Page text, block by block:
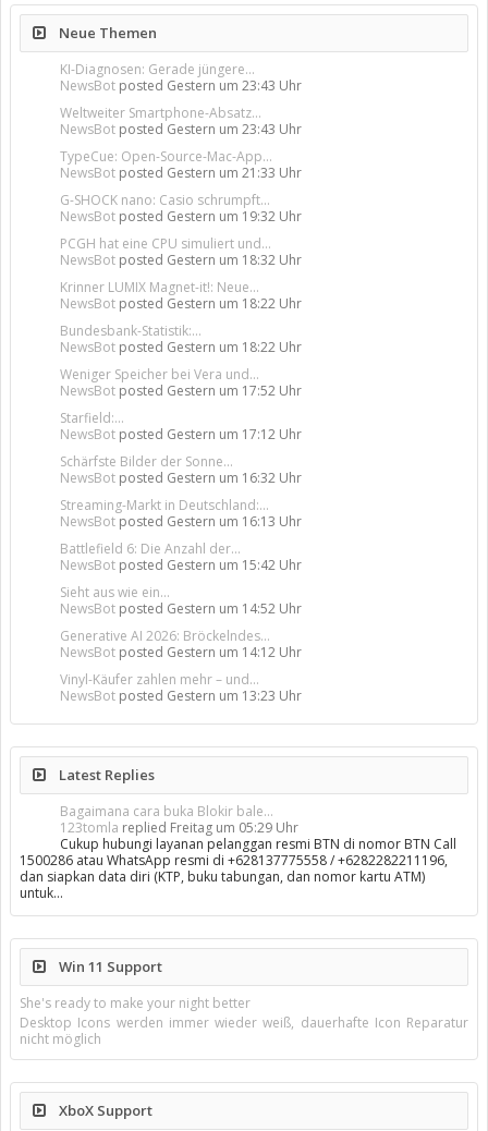
Neue Themen
KI-Diagnosen: Gerade jüngere...
NewsBot posted Gestern um 23:43 Uhr
Weltweiter Smartphone-Absatz...
NewsBot posted Gestern um 23:43 Uhr
TypeCue: Open-Source-Mac-App...
NewsBot posted Gestern um 21:33 Uhr
G-SHOCK nano: Casio schrumpft...
NewsBot posted Gestern um 19:32 Uhr
PCGH hat eine CPU simuliert und...
NewsBot posted Gestern um 18:32 Uhr
Krinner LUMIX Magnet-it!: Neue...
NewsBot posted Gestern um 18:22 Uhr
Bundesbank-Statistik:...
NewsBot posted Gestern um 18:22 Uhr
Weniger Speicher bei Vera und...
NewsBot posted Gestern um 17:52 Uhr
Starfield:...
NewsBot posted Gestern um 17:12 Uhr
Schärfste Bilder der Sonne...
NewsBot posted Gestern um 16:32 Uhr
Streaming-Markt in Deutschland:...
NewsBot posted Gestern um 16:13 Uhr
Battlefield 6: Die Anzahl der...
NewsBot posted Gestern um 15:42 Uhr
Sieht aus wie ein...
NewsBot posted Gestern um 14:52 Uhr
Generative AI 2026: Bröckelndes...
NewsBot posted Gestern um 14:12 Uhr
Vinyl-Käufer zahlen mehr – und...
NewsBot posted Gestern um 13:23 Uhr
Latest Replies
Bagaimana cara buka Blokir bale...
123tomla replied Freitag um 05:29 Uhr
Cukup hubungi layanan pelanggan resmi BTN di nomor BTN Call
1500286 atau WhatsApp resmi di +628137775558 / +6282282211196,
dan siapkan data diri (KTP, buku tabungan, dan nomor kartu ATM)
untuk…
Win 11 Support
She's ready to make your night better
Desktop Icons werden immer wieder weiß, dauerhafte Icon Reparatur
nicht möglich
XboX Support